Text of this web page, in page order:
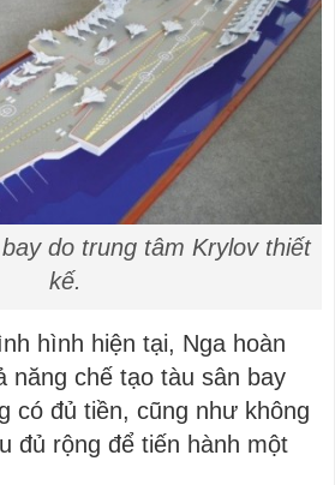
do trung tâm Krylov thiết
kế.
hình hiện tại, Nga hoàn
năng chế tạo tàu sân bay
có đủ tiền, cũng như không
đủ rộng để tiến hành một